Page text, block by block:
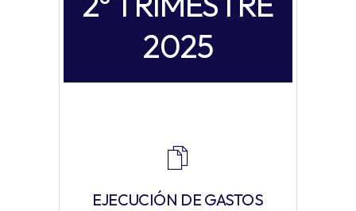
2025
EJECUCIÓN DE GASTOS